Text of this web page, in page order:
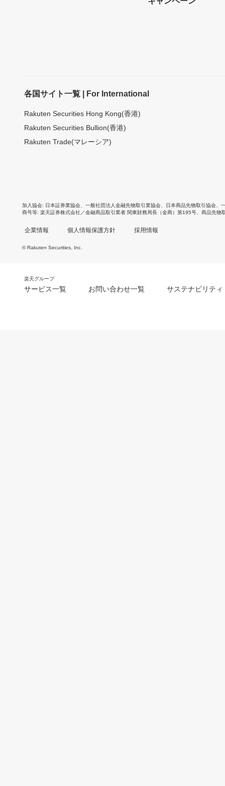
各国サイト一覧 | For International
Rakuten Securities Hong Kong(香港)
Rakuten Securities Bullion(香港)
Rakuten Trade(マレーシア)
加入協会 日本証券業協会 一般社団法人金融先物取引業協会 日本商品先物取引協会
商号等 楽天証券株式会社／金融商品取引業者 関東財務局長（金商）第195号、商品先物
企業情報 個人情報保護方針 採用情報
© Rakuten Securities, Inc.
楽天グループ
サービス一覧 お問い合わせ一覧 サステナビリティ